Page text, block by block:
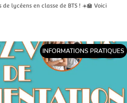
lycéens en classe de BTS ! ☀️🏫 Voici
INFORMATIONS PRATIQUES